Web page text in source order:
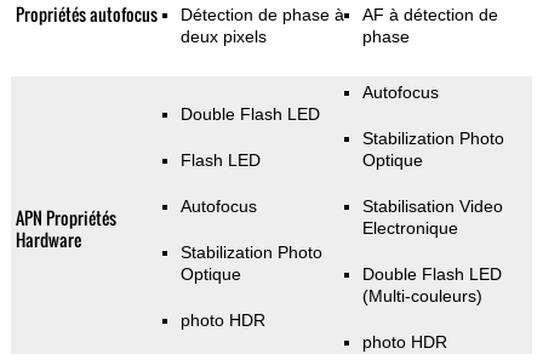
Propriétés autofocus
Détection de phase à
deux pixels
AF à détection de
phase
APN Propriétés
Hardware
Double Flash LED
Flash LED
Autofocus
Stabilization Photo
Optique
photo HDR
Autofocus
Stabilization Photo
Optique
Stabilisation Video
Electronique
Double Flash LED
(Multi-couleurs)
photo HDR